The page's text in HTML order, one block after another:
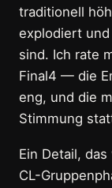
traditionell
explodiert
sind. Ich rate
Final4 — die
eng, und die
Stimmung
Ein Detail,
CL-